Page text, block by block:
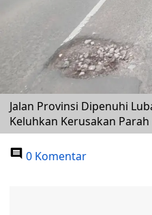
Jalan Provinsi Dipenuhi
Keluhkan Kerusakan Parah
0 Komentar